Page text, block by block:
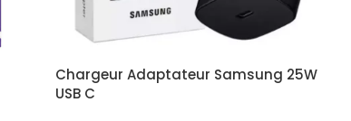
Chargeur Adaptateur Samsung 25W
USB C